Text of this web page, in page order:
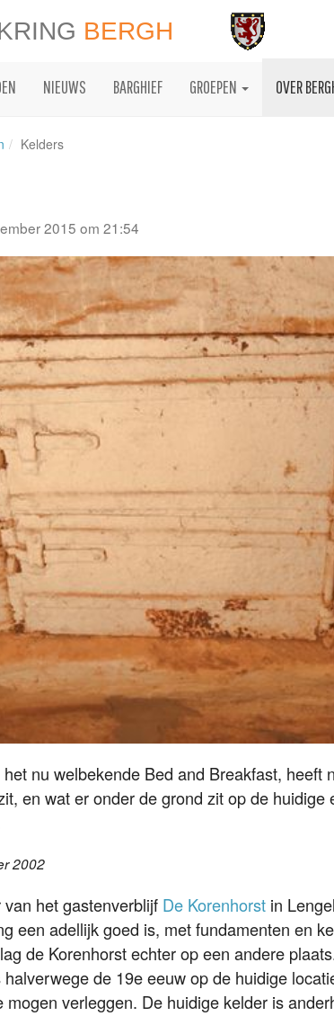
BERGH
NIEUWS BARGHIEF GROEPEN OVER
Kelders
2015 om 21:54
nu welbekende Bed and Breakfast, heeft
en wat er onder de grond zit op de huidige
2002
het gastenverblijf De Korenhorst in
een adellijk goed is, met fundamenten en
de Korenhorst echter op een andere
de 19e eeuw op de huidige
verleggen. De huidige kelder is